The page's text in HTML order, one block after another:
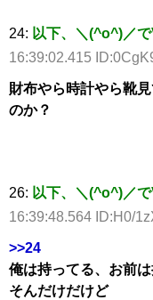
24: 以下、＼(^o^)／
16:39:02.415
財布やら時計やら靴
のか？
26: 以下、＼(^o^)／
16:39:48.564 ID:H0/
>>24
俺は持ってる、お前
そんだけだけど